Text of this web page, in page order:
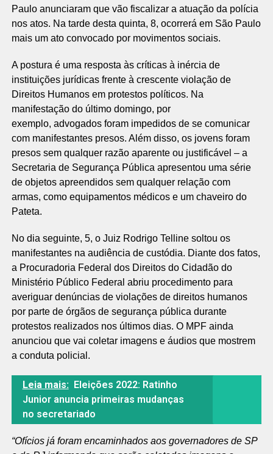
Paulo anunciaram que vão fiscalizar a atuação da polícia
nos atos. Na tarde desta quinta, 8, ocorrerá em São Paulo
mais um ato convocado por movimentos sociais.
A postura é uma resposta às críticas à inércia de
instituições jurídicas frente à crescente violação de
Direitos Humanos em protestos políticos. Na
manifestação do último domingo, por
exemplo, advogados foram impedidos de se comunicar
com manifestantes presos. Além disso, os jovens foram
presos sem qualquer razão aparente ou justificável – a
Secretaria de Segurança Pública apresentou uma série
de objetos apreendidos sem qualquer relação com
armas, como equipamentos médicos e um chaveiro do
Pateta.
No dia seguinte, 5, o Juiz Rodrigo Telline soltou os
manifestantes na audiência de custódia. Diante dos fatos,
a Procuradoria Federal dos Direitos do Cidadão do
Ministério Público Federal abriu procedimento para
averiguar denúncias de violações de direitos humanos
por parte de órgãos de segurança pública durante
protestos realizados nos últimos dias. O MPF ainda
anunciou que vai coletar imagens e áudios que mostrem
a conduta policial.
Leia mais: Eleições 2022: Ratinho
Junior anuncia primeiras mudanças
no secretariado
“Ofícios já foram encaminhados aos governadores de SP